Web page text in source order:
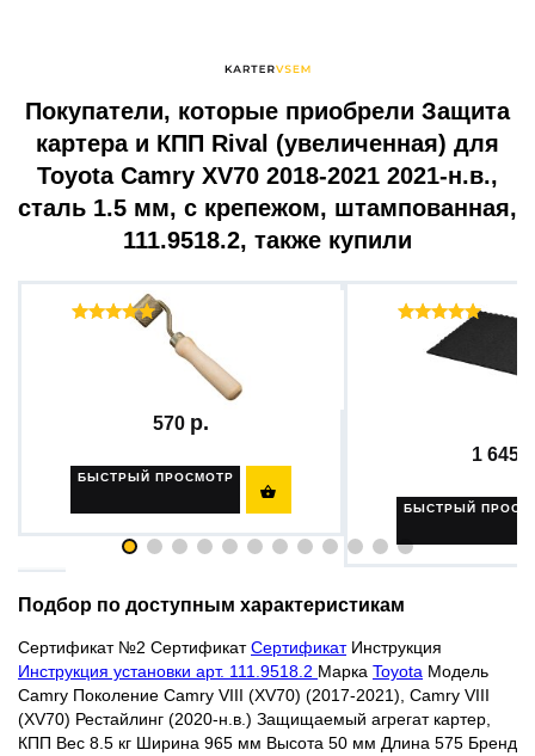
Покупатели, которые приобрели Защита
картера и КПП Rival (увеличенная) для
Toyota Camry XV70 2018-2021 2021-н.в.,
сталь 1.5 мм, с крепежом, штампованная,
111.9518.2, также купили
Отзывы ( 15 )
Ролик (валик) прикаточный...
570
БЫСТРЫЙ ПРОСМОТР

1 645
БЫСТРЫЙ
Подбор по доступным характеристикам
Сертификат №2 СертификатСертификатИнструкция
Инструкция установки арт. 111.9518.2 Марка Toyota Модель
Camry Поколение Camry VIII (XV70) (2017-2021), Camry VIII
(XV70) Рестайлинг (2020-н.в.) Защищаемый агрегат картер,
КПП Вес 8.5 кг Ширина 965 мм Высота 50 мм Длина 575 Бренд